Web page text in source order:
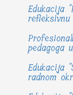
Edukacija
pedagoga
Edukacija
radnom